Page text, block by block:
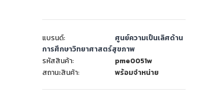
แบรนด์:
ศูนย์ความเป็นเลิศด้าน
การศึกษาวิทยาศาสตร์สุขภาพ
รหัสสินค้า:
pme0051w
สถานะสินค้า:
พร้อมจำหน่าย